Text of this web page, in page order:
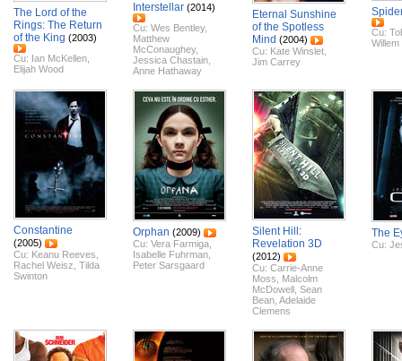
The Lord of the
Rings: The Return
of the King (2003)
Cu: Ian McKellen
Elijah Wood
Interstellar (2014)
Cu: Wes Bentley,
Matthew
McConaughey,
Jessica Chastain
Anne Hathaway
Eternal Sunshine
of the Spotless
Mind (2004)
Cu: Kate Winslet
Jim Carrey
Cu:
Willem
Constantine
(2005)
Cu: Keanu Reeves
Rachel Weisz Tilda
Swinton
Orphan (2009)
Cu: Vera Farmiga
Isabelle Fuhrman
Peter Sarsgaard
Silent Hill:
Revelation 3D
(2012)
Cu: Carrie-Anne
Moss
Malcolm
McDowell Sean
Bean Adelaide
Clemens
The
Cu: